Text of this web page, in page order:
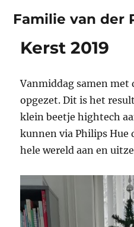
Familie van der
Kerst 2019
Vanmiddag samen met
opgezet. Dit is het
klein beetje hightech
kunnen via Philips Hue
hele wereld aan en